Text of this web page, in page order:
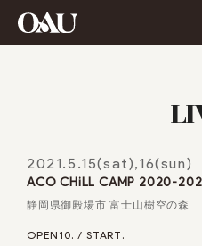
2021.5.15(sat),16(sun)
ACO CHiLL CAMP 2020-
静岡県御殿場市 富士山樹空の森
OPEN10: / START: